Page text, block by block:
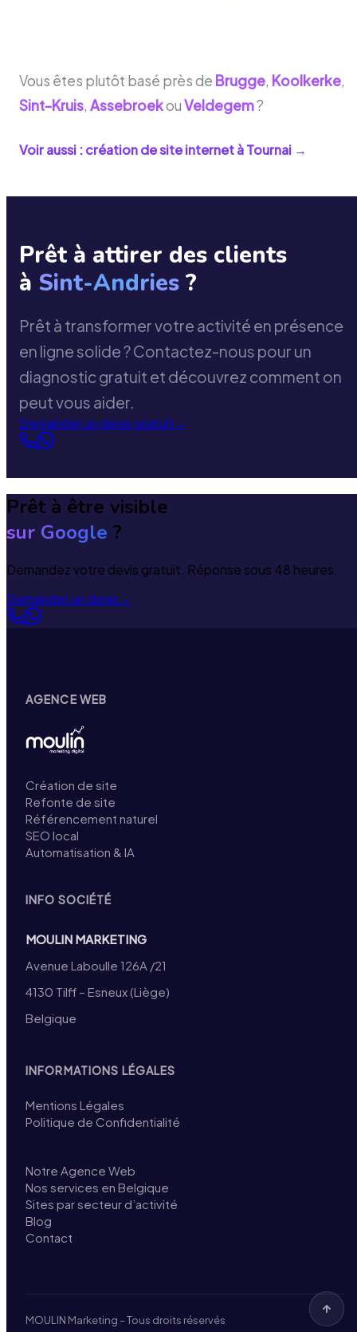
Vous êtes plutôt basé près de Brugge, Koolkerke,
Sint-Kruis, AssebroekouVeldegem?
Voir aussi : création de site internet àTournai →
Prêt à attirer des clients
à Sint-Andries ?
Prêt à transformer votre activité en présence
en ligne solide ? Contactez-nous pour un
diagnostic gratuit et découvrez comment on
peut vous aider.
Demander un devis gratuit→
Prêt à être visible
sur Google ?
Demandez votre devis gratuit. Réponse sous 48 heures.
Demander un devis→
AGENCE WEB
Création de site
Refonte de site
Référencement naturel
SEO local
Automatisation & IA
INFO SOCIÉTÉ
MOULIN MARKETING
Avenue Laboulle 126A /21
4130 Tilff – Esneux (Liège)
Belgique
INFORMATIONS LÉGALES
Mentions Légales
Politique de Confidentialité
Notre Agence Web
Nos services en Belgique
Sites par secteur d’activité
Blog
Contact
MOULIN Marketing – Tous droits réservés